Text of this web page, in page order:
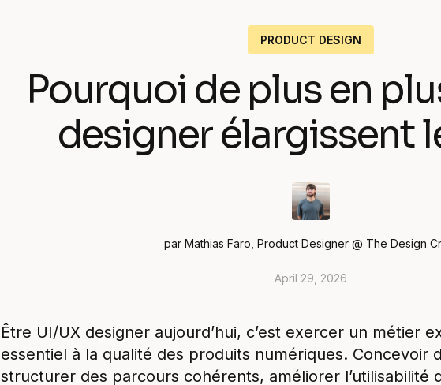
PRODUCT DESIGN
Pourquoi de plus en
designer élargissent
par Mathias Faro Product Designer @ The Design
April 29, 2026
Être UI/UX designer aujourd’hui, c’est exercer un métier
essentiel à la qualité des produits numériques. Concevoir
structurer des parcours cohérents, améliorer l’utilisabilité